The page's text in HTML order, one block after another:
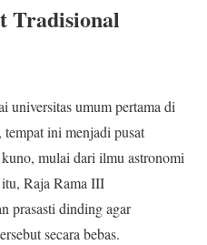
Tradisional
universitas umum pertama di
ini menjadi pusat
mulai dari ilmu astronomi
Raja Rama III
prasasti dinding agar
secara bebas.